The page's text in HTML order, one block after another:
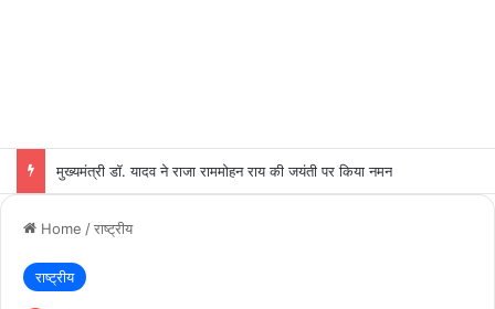
मुख्यमंत्री डॉ. यादव ने राजा राममोहन राय की जयंती पर किया नमन
Home /राष्ट्रीय
राष्ट्रीय